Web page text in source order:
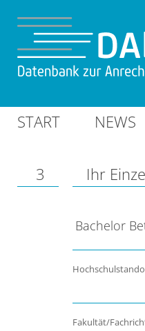
START NEWS
3 Ihr
Bachelor
Fakultät/